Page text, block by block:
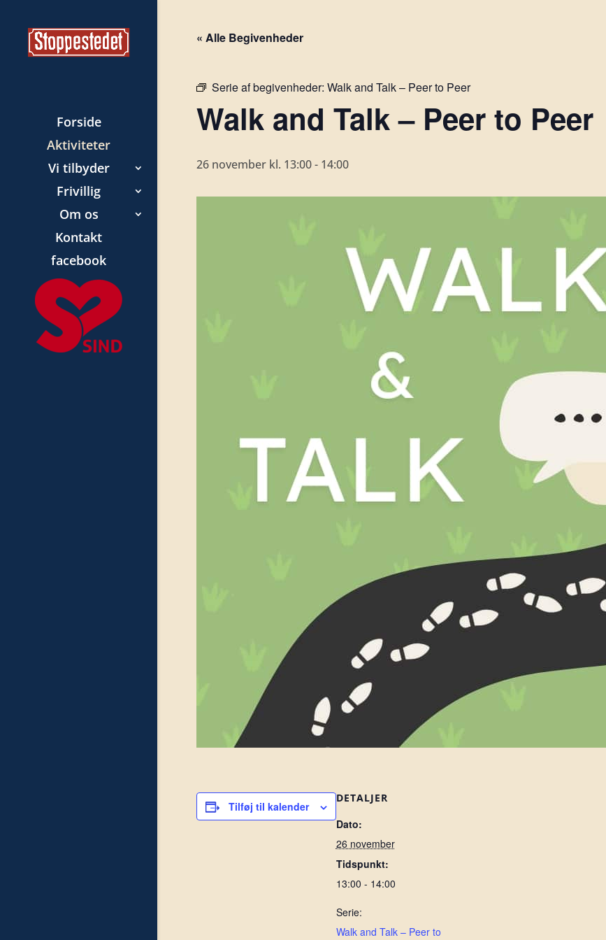
Forside
Aktiviteter
Vi tilbyder
Frivillig
Om os
Kontakt
facebook
« Alle Begivenheder
Serie af begivenheder: Walk and Talk – Peer to Peer
Walk and Talk – Peer to Peer
26 november kl. 13:00- 14:00
Tilføj til kalender
DETALJER
Dato:
26 november
Tidspunkt:
13:00 - 14:00
Serie:
Walk and Talk – Peer to